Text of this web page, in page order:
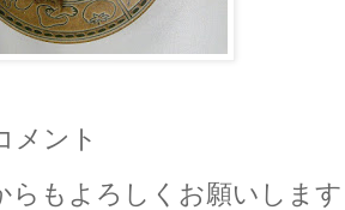
メント
らもよろしくお願いしま